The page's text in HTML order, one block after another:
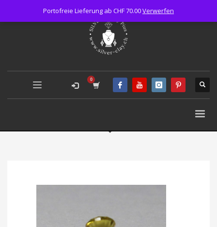
Portofreie Lieferung ab CHF 70.00Verwerfen